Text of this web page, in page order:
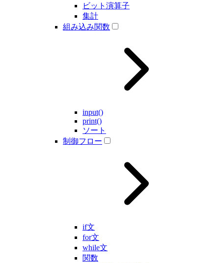
ビット演算子
集計
組み込み関数
input()
print()
ソート
制御フロー
if文
for文
while文
関数